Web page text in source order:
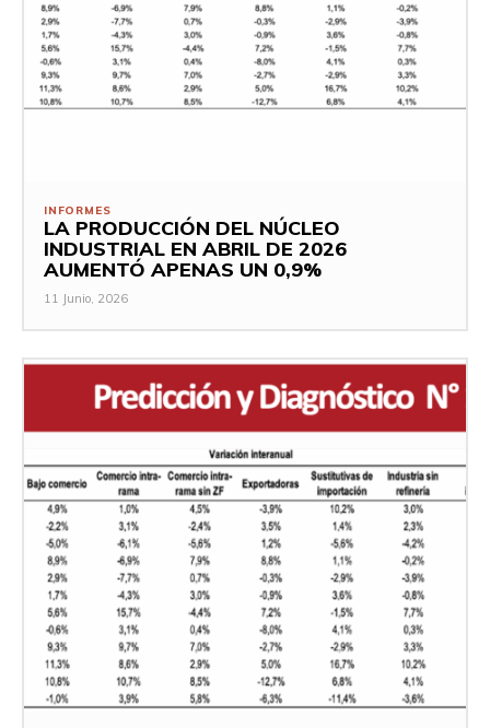
INFORMES
LA PRODUCCIÓN DEL NÚCLEO
INDUSTRIAL EN ABRIL DE 2026
AUMENTÓ APENAS UN 0,9%
11 Junio, 2026